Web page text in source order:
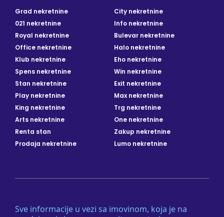
Sve informacije u vezi sa imovinom, koja je na
Grad nekretnine
City nekretnine
021 nekretnine
Info nekretnine
Royal nekretnine
Bulevar nekretnine
Office nekretnine
Halo nekretnine
Klub nekretnine
Eho nekretnine
Spens nekretnine
Win nekretnine
Stan nekretnine
Exit nekretnine
Play nekretnine
Max nekretnine
King nekretnine
Trg nekretnine
Arts nekretnine
One nekretnine
Renta stan
Zakup nekretnine
Prodaja nekretnine
Lumo nekretnine